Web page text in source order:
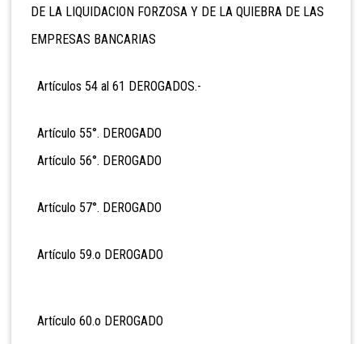
DE LA LIQUIDACION FORZOSA Y DE LA QUIEBRA DE LAS
EMPRESAS BANCARIAS
Artículos 54 al 61 DEROGADOS.-
Artículo 55°. DEROGADO
Artículo 56°. DEROGADO
Artículo 57°. DEROGADO
Artículo 59.o DEROGADO
Artículo 60.o DEROGADO